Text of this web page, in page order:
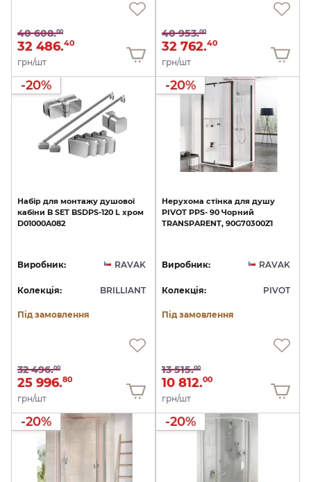
40 608.00
32 486.40
грн/шт
40 953.00
32 762.40
грн/шт
-20%
Набір для монтажу душової
кабіни B SET BSDPS-120 L хром
D01000A082
Виробник: RAVAK
Колекція: BRILLIANT
Під замовлення
32 496.00
25 996.80
грн/шт
-20%
Нерухома стінка для душу
PIVOT PPS- 90 Чорний
TRANSPARENT, 90G70300Z1
Виробник: RAVAK
Колекція: PIVOT
Під замовлення
13 515.00
10 812.00
грн/шт
-20% -20%